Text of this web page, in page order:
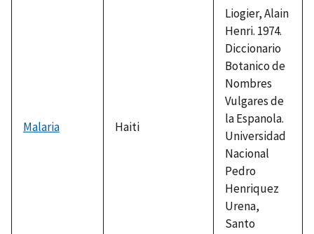
Malaria Haiti
Liogier, Alain
Henri. 1974.
Diccionario
Botanico de
Nombres
Vulgares de
la Espanola.
Universidad
Nacional
Pedro
Henriquez
Urena,
Santo